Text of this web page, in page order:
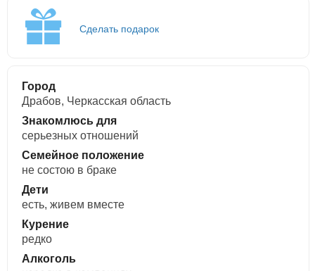
Сделать подарок
Город
Драбов, Черкасская область
Знакомлюсь для
cерьезных отношений
Семейное положение
не состою в браке
Дети
есть, живем вместе
Курение
редко
Алкоголь